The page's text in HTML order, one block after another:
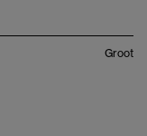
Groot